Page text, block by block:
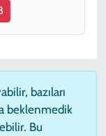
bazıları
beklenmedik
Bu